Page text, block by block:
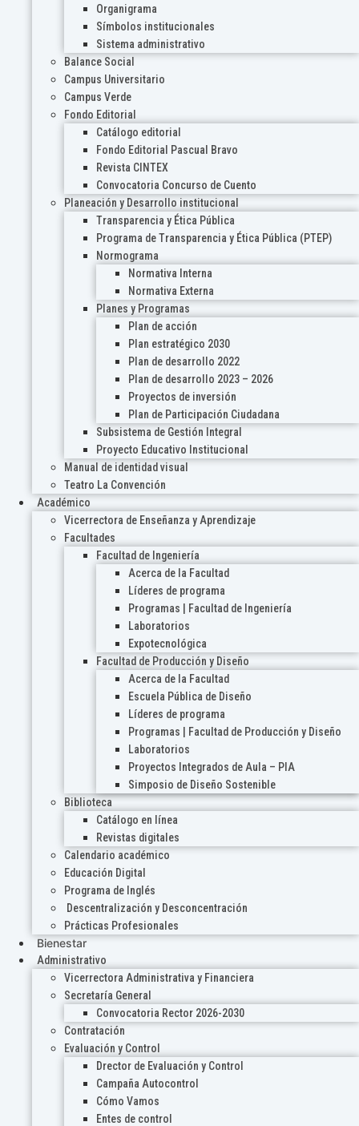
Organigrama
Símbolos institucionales
Sistema administrativo
Balance Social
Campus Universitario
Campus Verde
Fondo Editorial
Catálogo editorial
Fondo Editorial Pascual Bravo
Revista CINTEX
Convocatoria Concurso de Cuento
Planeación y Desarrollo institucional
Transparencia y Ética Pública
Programa de Transparencia y Ética Pública (PTEP)
Normograma
Normativa Interna
Normativa Externa
Planes y Programas
Plan de acción
Plan estratégico 2030
Plan de desarrollo 2022
Plan de desarrollo 2023 – 2026
Proyectos de inversión
Plan de Participación Ciudadana
Subsistema de Gestión Integral
Proyecto Educativo Institucional
Manual de identidad visual
Teatro La Convención
Académico
Vicerrectora de Enseñanza y Aprendizaje
Facultades
Facultad de Ingeniería
Acerca de la Facultad
Líderes de programa
Programas | Facultad de Ingeniería
Laboratorios
Expotecnológica
Facultad de Producción y Diseño
Acerca de la Facultad
Escuela Pública de Diseño
Líderes de programa
Programas | Facultad de Producción y Diseño
Laboratorios
Proyectos Integrados de Aula – PIA
Simposio de Diseño Sostenible
Biblioteca
Catálogo en línea
Revistas digitales
Calendario académico
Educación Digital
Programa de Inglés
Descentralización y Desconcentración
Prácticas Profesionales
Bienestar
Administrativo
Vicerrectora Administrativa y Financiera
Secretaría General
Convocatoria Rector 2026-2030
Contratación
Evaluación y Control
Drector de Evaluación y Control
Campaña Autocontrol
Cómo Vamos
Entes de control